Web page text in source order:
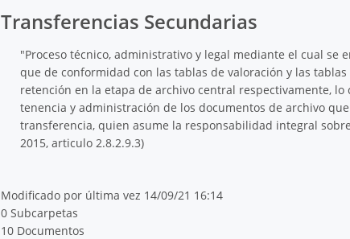
Transferencias Secundarias
"Proceso técnico, administrativo y legal mediante el cual se
que de conformidad con las tablas de valoración y las
retención en la etapa de archivo central respectivamente,
tenencia y administración de los documentos de archivo
transferencia, quien asume la responsabilidad integral
2015, articulo 2.8.2.9.3)
Modificado por última vez 14/09/21 16:14
0 Subcarpetas
10 Documentos